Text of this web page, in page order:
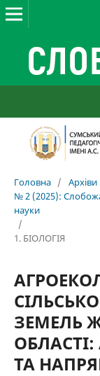
Головна / Архіви
№ 2 (2025):
науки
/
1. БІОЛОГІЯ
ЗЕМЕЛЬ
ТА